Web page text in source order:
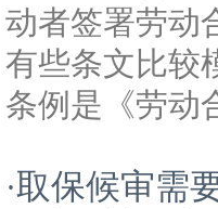
动者签署劳动
有些条文比较
条例是《劳动
·取保候审需